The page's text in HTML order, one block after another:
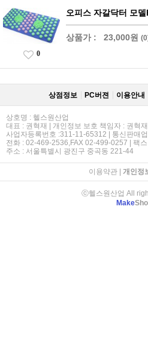
오피스 자갈닥터 모
상품가 : 23,000원
0
상점정보 PC버젼 이용안내
상호명 : 헬스원산업
대표 : 권혁재 | 개인정보 보호 책임자 : 권혁재
사업자등록번호 :311-11-65312 | 통신판매
전화 : 02-469-2536,FAX 02-499-0257 | 팩
주소 : 서울특별시 광진구 중곡동 221-44
이용약관| 개인정
ⓒ헬스원산업 All
Make